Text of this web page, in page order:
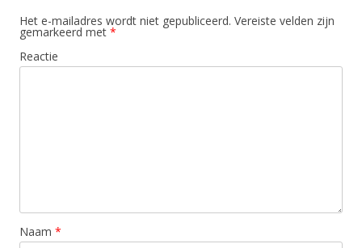
Het e-mailadres wordt niet gepubliceerd. Vereiste velden zijn
gemarkeerd met *
Reactie
Naam *